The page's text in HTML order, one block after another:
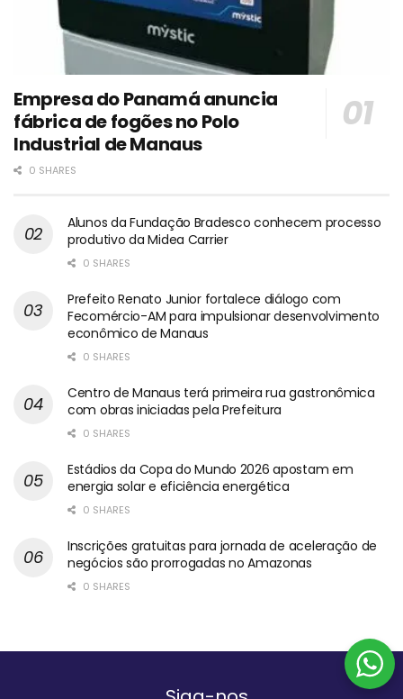
Empresa do Panamá anuncia
fábrica de fogões no Polo
Industrial de Manaus
0 SHARES
Alunos da Fundação Bradesco conhecem processo
produtivo da Midea Carrier
0 SHARES
Prefeito Renato Junior fortalece diálogo com
Fecomércio-AM para impulsionar desenvolvimento
econômico de Manaus
0 SHARES
Centro de Manaus terá primeira rua gastronômica
com obras iniciadas pela Prefeitura
0 SHARES
Estádios da Copa do Mundo 2026 apostam em
energia solar e eficiência energética
0 SHARES
Inscrições gratuitas para jornada de aceleração de
negócios são prorrogadas no Amazonas
0 SHARES